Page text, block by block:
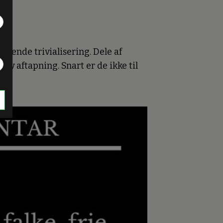
trivialisering. Dele af
aftapning. Snart er de ikke til